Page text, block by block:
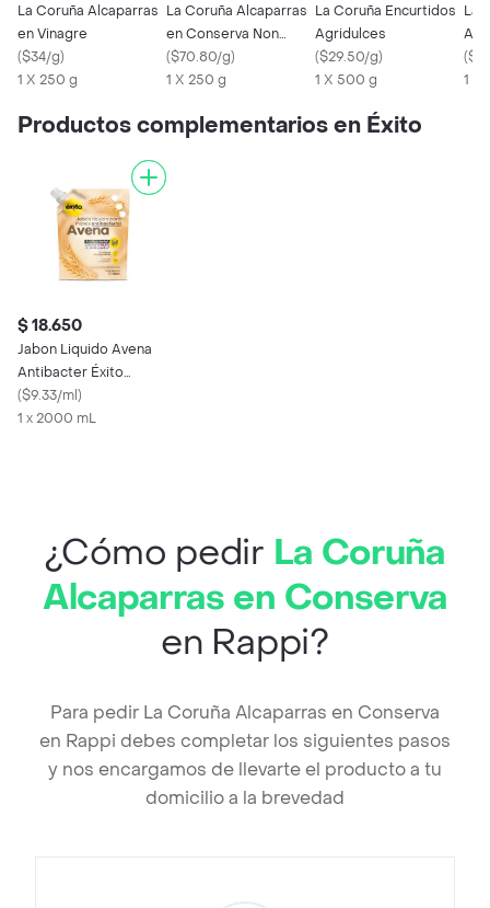
La Coruña Alcaparras
en Vinagre
($34/g)
1 X 250 g
La Coruña Alcaparras
en Conserva Non
Pareill
($70.80/g)
1 X 250 g
La Coruña Encurtidos
Agridulces
($29.50/g)
1 X 500 g
La
(
1 X
Productos complementarios en Éxito
$ 18.650
Jabon Liquido Avena
Antibacter Éxito
Marca Propia
($9.33/ml)
1 x 2000 mL
¿Cómo pedir La Coruña
Alcaparras en Conserva
en Rappi?
Para pedir La Coruña Alcaparras en Conserva
en Rappi debes completar los siguientes pasos
y nos encargamos de llevarte el producto a tu
domicilio a la brevedad